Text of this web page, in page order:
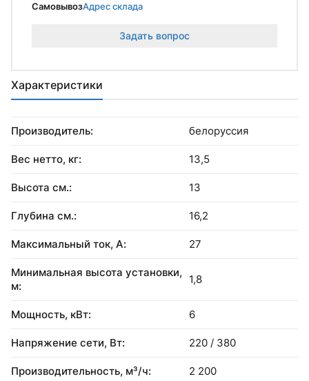
Характеристики
Производитель: белоруссия
Вес нетто, кг: 13,5
Высота см.: 13
Глубина см.: 16,2
Максимальный ток, А: 27
Минимальная высота установки,
м:
1,8
Мощность, кВт: 6
Напряжение сети, Вт: 220 / 380
Производительность, м³/ч: 2 200
СамовывозАдрес склада
Задать вопрос